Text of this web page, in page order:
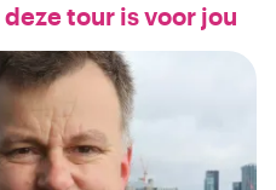
deze tour is voor jou